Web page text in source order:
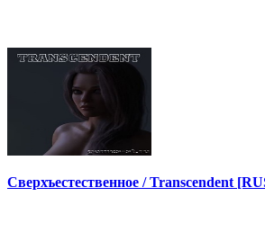
Сверхъестественное / Transcendent